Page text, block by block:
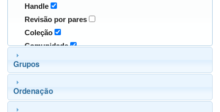
Handle
Revisão por pares
Coleção
Comunidade
Grupos
Ordenação